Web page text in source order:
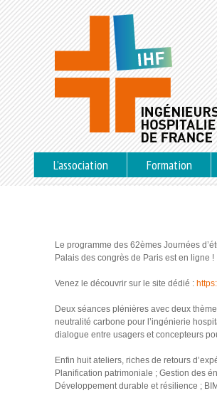
L’association Formation
Le programme des 62èmes Journées
Palais des congrès de Paris est en ligne !
Venez le découvrir sur le site dédié :
Deux séances plénières avec deux
neutralité carbone pour l’ingénierie
dialogue entre usagers et concepteurs
Enfin huit ateliers, riches de retours
Planification patrimoniale ; Gestion des
Développement durable et résilience ;